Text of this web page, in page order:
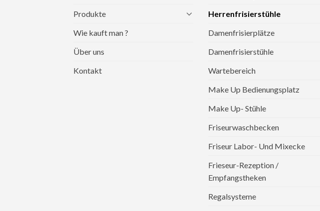
Produkte
Wie kauft man ?
Über uns
Kontakt
Herrenfrisierstühle
Damenfrisierplätze
Damenfrisierstühle
Wartebereich
Make Up Bedienungsplatz
Make Up- Stühle
Friseurwaschbecken
Friseur Labor- Und Mixecke
Frieseur-Rezeption /
Empfangstheken
Regalsysteme